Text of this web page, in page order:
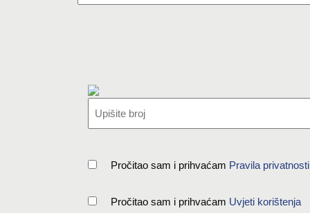
Pročitao sam i prihvaćam Pravila privatnosti
Pročitao sam i prihvaćam Uvjeti korištenja